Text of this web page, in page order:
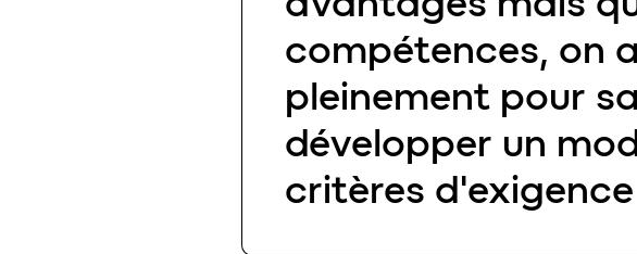
compétences, on
pleinement pour
développer un
critères